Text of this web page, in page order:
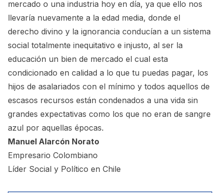
mercado o una industria hoy en día, ya que ello nos
llevaría nuevamente a la edad media, donde el
derecho divino y la ignorancia conducían a un sistema
social totalmente inequitativo e injusto, al ser la
educación un bien de mercado el cual esta
condicionado en calidad a lo que tu puedas pagar, los
hijos de asalariados con el mínimo y todos aquellos de
escasos recursos están condenados a una vida sin
grandes expectativas como los que no eran de sangre
azul por aquellas épocas.
Manuel Alarcón Norato
Empresario Colombiano
Líder Social y Político en Chile